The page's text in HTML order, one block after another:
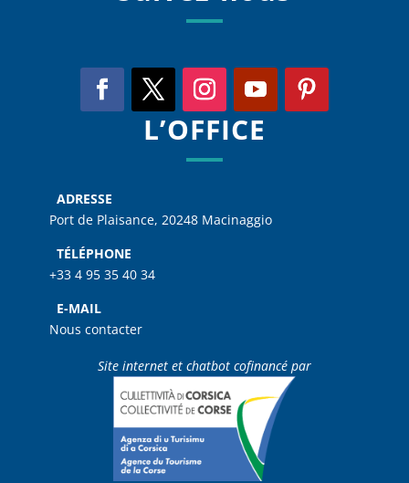
L’OFFICE
ADRESSE
Port de Plaisance, 20248 Macinaggio
TÉLÉPHONE
+33 4 95 35 40 34
E-MAIL
Nous contacter
Site internet et chatbot cofinancé par